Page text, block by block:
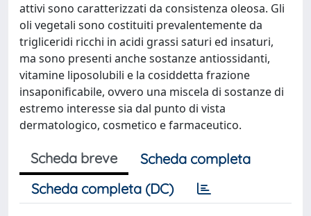
attivi sono caratterizzati da consistenza oleosa. Gli
oli vegetali sono costituiti prevalentemente da
trigliceridi ricchi in acidi grassi saturi ed insaturi,
ma sono presenti anche sostanze antiossidanti,
vitamine liposolubili e la cosiddetta frazione
insaponificabile, ovvero una miscela di sostanze di
estremo interesse sia dal punto di vista
dermatologico, cosmetico e farmaceutico.
Scheda breve
Scheda completa
Scheda completa (DC)